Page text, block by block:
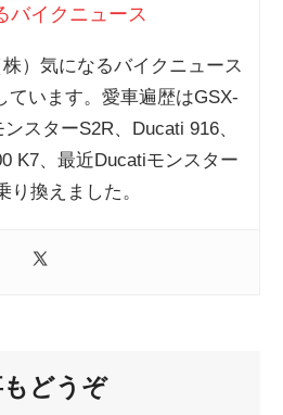
バイクニュース
）気になるバイクニュース
ています。愛車遍歴はGSX-
スターS2R、Ducati 916、
K7、最近Ducatiモンスター
り換えました。
どうぞ